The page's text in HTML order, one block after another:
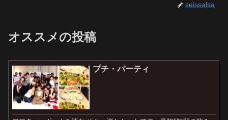
seissalsa
オススメの投稿
プチ・パーティ